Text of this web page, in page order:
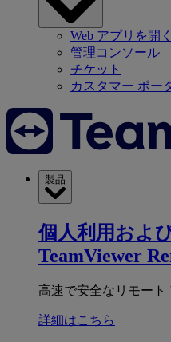
Web アプリを開く
管理コンソール
チケット
カスタマー ポー
製品
個人利用およ
TeamViewer
高速で安全なリモート
詳細はこちら